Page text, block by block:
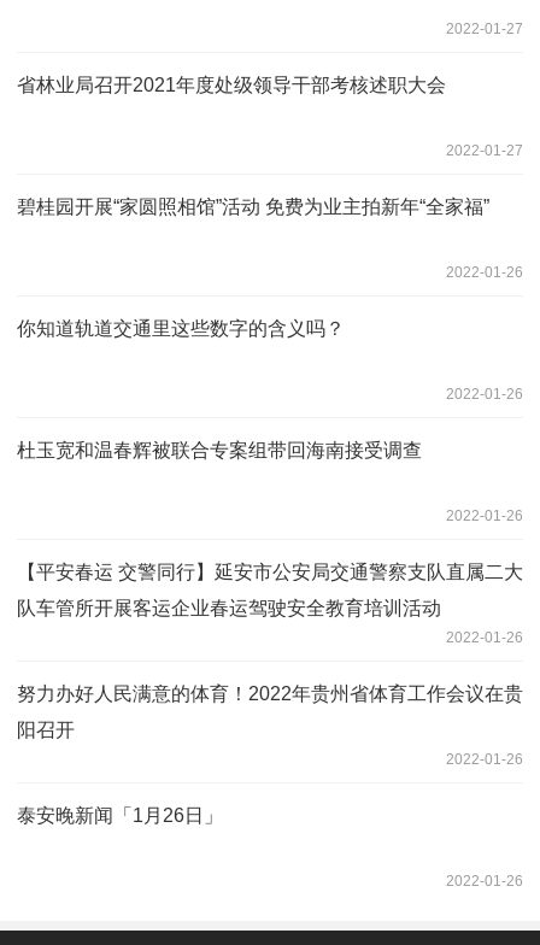
2022-01-27
省林业局召开2021年度处级领导干部考核述职大会
2022-01-27
碧桂园开展“家圆照相馆”活动 免费为业主拍新年“全家福”
2022-01-26
你知道轨道交通里这些数字的含义吗？
2022-01-26
杜玉宽和温春辉被联合专案组带回海南接受调查
2022-01-26
【平安春运 交警同行】延安市公安局交通警察支队直属二大
队车管所开展客运企业春运驾驶安全教育培训活动
2022-01-26
努力办好人民满意的体育！2022年贵州省体育工作会议在贵
阳召开
2022-01-26
泰安晚新闻「1月26日」
2022-01-26